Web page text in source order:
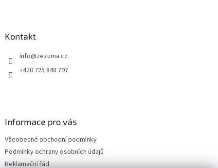
Kontakt
info@zezuma.cz
+420 725 848 797
Informace pro vás
Všeobecné obchodní podmínky
Podmínky ochrany osobních údajů
Reklamační řád